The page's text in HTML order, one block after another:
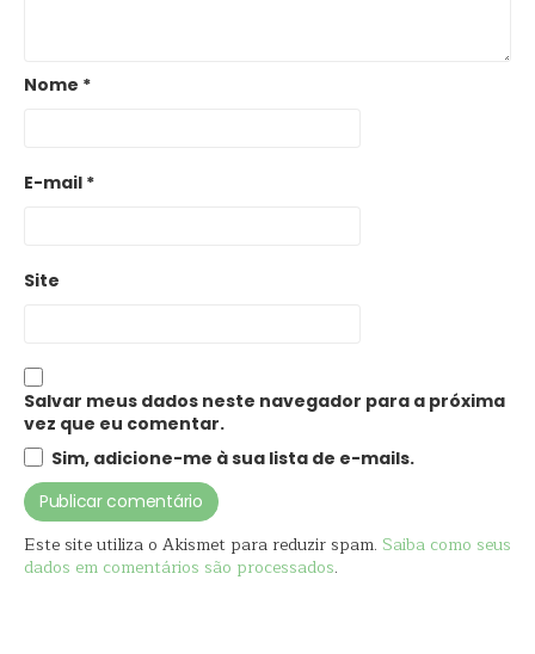
Nome *
E-mail *
Site
Salvar meus dados neste navegador para a próxima
vez que eu comentar.
Sim, adicione-me à sua lista de e-mails.
Este site utiliza o Akismet para reduzir spam. Saiba como seus
dados em comentários são processados.